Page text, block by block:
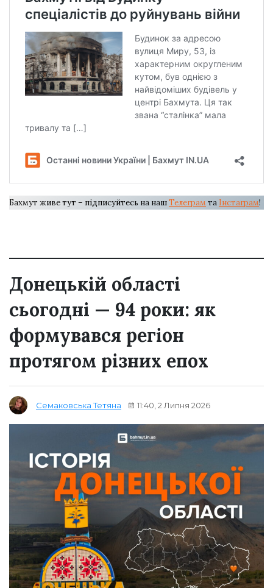
Бахмут живе тут – підписуйтесь на нашТелеграм та Інстаграм!
Донецькій області
сьогодні — 94 роки: як
формувався регіон
протягом різних епох
Семаковська Тетяна 11:40, 2 Липня 2026